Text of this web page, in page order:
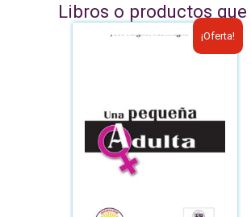
Libros o productos
¡Oferta!